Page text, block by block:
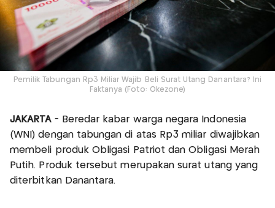
Pemilik Tabungan Rp3 Miliar Wajib Beli Surat Utang Danantara? Ini
Faktanya (Foto: Okezone)
JAKARTA - Beredar kabar warga negara Indonesia
(WNI) dengan tabungan di atas Rp3 miliar diwajibkan
membeli produk Obligasi Patriot dan Obligasi Merah
Putih. Produk tersebut merupakan surat utang yang
diterbitkan Danantara.